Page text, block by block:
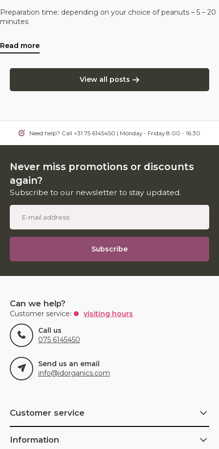
Preparation time: depending on your choice of peanuts – 5 – 20
minutes
Read more
View all posts
Need help? Call +31 75 6145450 | Monday - Friday 8.00 - 16.30
Never miss promotions or discounts
again?
Subscribe to our newsletter to stay updated.
Subscribe
Can we help?
Customer service:
visiting hours
Call us
075 6145450
Send us an email
info@idorganics.com
Customer service
Information